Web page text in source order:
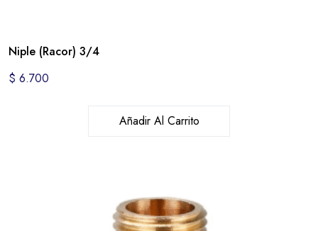
Niple (Racor) 3/4
$ 6.700
Añadir Al Carrito